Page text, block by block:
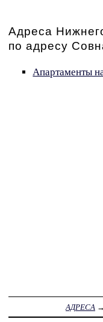
Адреса
по адресу
Апартаменты
АДРЕСА →